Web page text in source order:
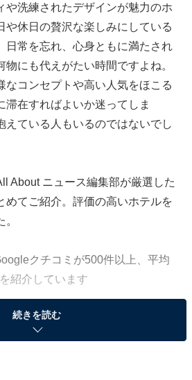
や洗練されたデザインが魅力のホ
や休日の贅沢な楽しみにしている
日常を忘れ、心身ともに満たされ
物にも代えがたい時間ですよね。
なコンセプトや高い人気をほこる
滞在すればよいか迷ってしま
ている人もいるのではないでし
About ニュース編集部が厳選した
めてご紹介。評価の高いホテルを
クチコミが500件以上、平均
紹介しています
の執筆者： All About ニュース お買
続きを読む